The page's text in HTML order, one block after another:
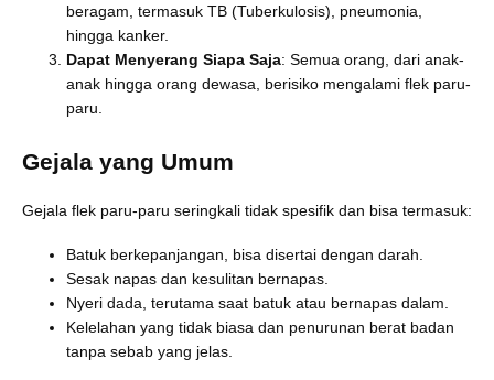
beragam, termasuk TB (Tuberkulosis), pneumonia,
hingga kanker.
Dapat Menyerang Siapa Saja: Semua orang, dari anak-
anak hingga orang dewasa, berisiko mengalami flek paru-
paru.
Gejala yang Umum
Gejala flek paru-paru seringkali tidak spesifik dan bisa termasuk:
Batuk berkepanjangan, bisa disertai dengan darah.
Sesak napas dan kesulitan bernapas.
Nyeri dada, terutama saat batuk atau bernapas dalam.
Kelelahan yang tidak biasa dan penurunan berat badan
tanpa sebab yang jelas.